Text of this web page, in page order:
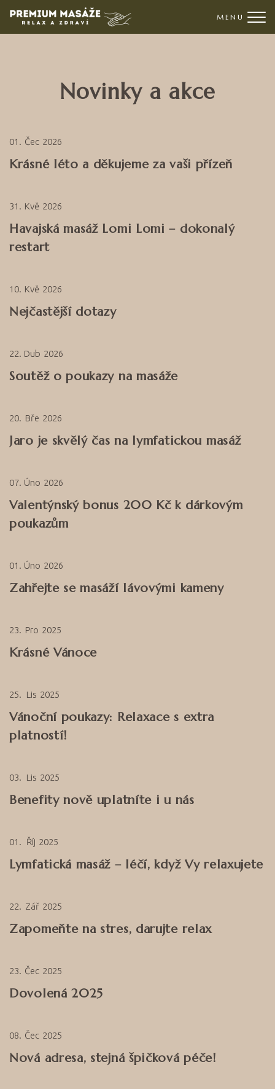
Novinky a akce
01 Čec 2026
Krásné léto a děkujeme za vaši přízeň
31 Kvě 2026
Havajská masáž Lomi Lomi – dokonalý
restart
10 Kvě 2026
Nejčastější dotazy
22 Dub 2026
Soutěž o poukazy na masáže
20 Bře 2026
Jaro je skvělý čas na lymfatickou masáž
07 Úno 2026
Valentýnský bonus 200 Kč k dárkovým
poukazům
01 Úno 2026
Zahřejte se masáží lávovými kameny
23 Pro 2025
Krásné Vánoce
25 Lis 2025
Vánoční poukazy: Relaxace s extra
platností!
03 Lis 2025
Benefity nově uplatníte i u nás
01 Říj 2025
Lymfatická masáž – léčí, když Vy relaxujete
22 Zář 2025
Zapomeňte na stres, darujte relax
23 Čec 2025
Dovolená 2025
08 Čec 2025
Nová adresa, stejná špičková péče!